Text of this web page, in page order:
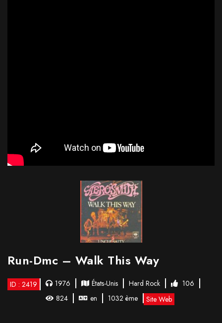
Run-Dmc – Walk This Way
ID : 2419 1976 États-Unis Hard Rock
106
824
en 1032 ème Site Web